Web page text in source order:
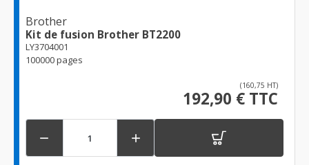
Brother
Kit de fusion Brother BT2200
LY3704001
100000 pages
(160,75 HT)
192,90 € TTC
 